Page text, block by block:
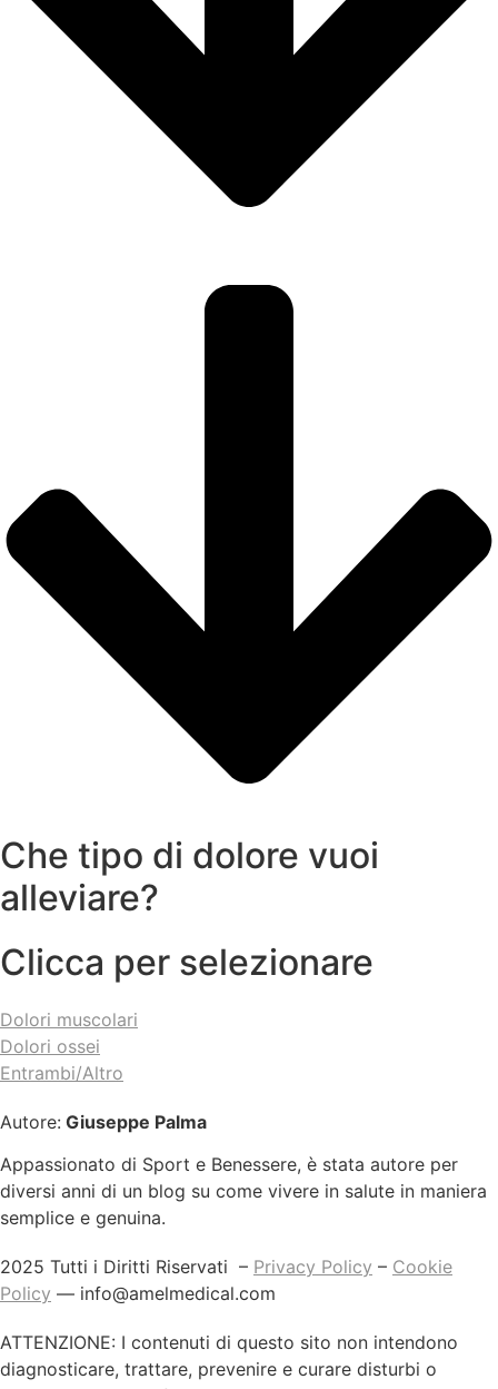
Che tipo di dolore vuoi
alleviare?
Clicca per selezionare
Dolori muscolari
Dolori ossei
Entrambi/Altro
Autore: Giuseppe Palma
Appassionato di Sport e Benessere, è stata autore per
diversi anni di un blog su come vivere in salute in maniera
semplice e genuina.
2025 Tutti i Diritti Riservati – Privacy Policy – Cookie
Policy — info@amelmedical.com
ATTENZIONE: I contenuti di questo sito non intendono
diagnosticare, trattare, prevenire e curare disturbi o